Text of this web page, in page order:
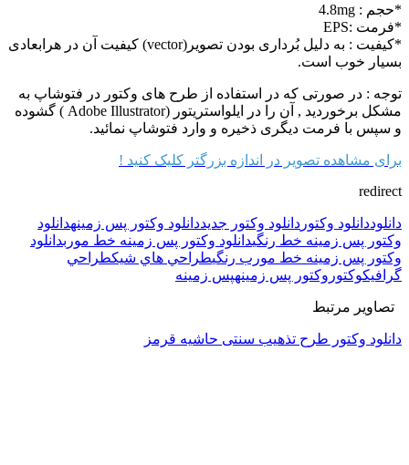
*حجم : 4.8mg
*فرمت :EPS
*کیفیت : به دلیل بُرداری بودن تصویر(vector) کیفیت آن در هرابعادی
بسیار خوب است.
توجه : در صورتی که در استفاده از طرح های وکتور در فتوشاپ به
مشکل برخوردید , آن را در ایلواستریتور (Adobe Illustrator ) گشوده
و سپس با فرمت دیگری ذخیره و وارد فتوشاپ نمائید.
برای مشاهده تصویر در اندازه بزرگتر کلیک کنید !
redirect
دانلوددانلود وکتور دانلود وکتور جديددانلود وکتور پس زمينهدانلود
وکتور پس زمینه خط رنگیدانلود وکتور پس زمینه خط موربدانلود
وکتور پس زمینه خط مورب رنگیطراحي هاي شيکطراحي
گرافيکوکتور وکتور پس زمينهپس زمينه
تصاویر مرتبط
دانلود وکتور طرح تذهیب سنتی حاشیه قرمز